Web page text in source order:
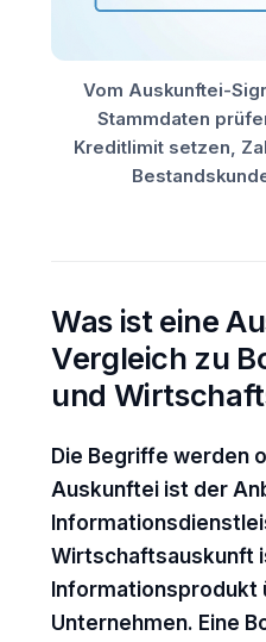
Vom Auskunftei-
Stammdaten
Kreditlimit setzen,
Was ist eine
Vergleich zu
und
Die Begriffe werden
Auskunftei ist der
Wirtschaftsauskunft
Informationsprodukt
Unternehmen. Eine